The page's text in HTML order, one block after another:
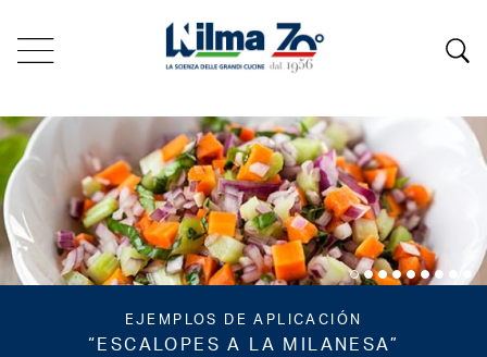
EJEMPLOS DE APLICACIÓN
“ESCALOPES A LA MILANESA”